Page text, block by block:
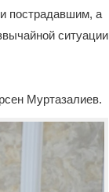
пострадавшим, а
ситуации
Муртазалиев.